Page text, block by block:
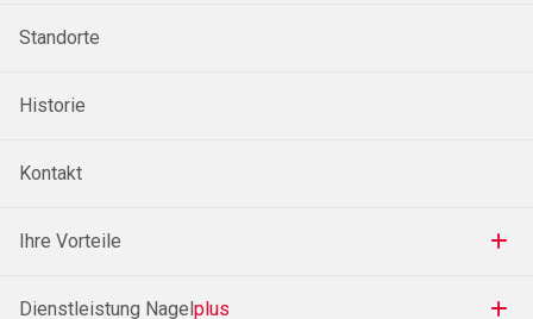
Standorte
Historie
Kontakt
Ihre Vorteile
Dienstleistung Nagel plus